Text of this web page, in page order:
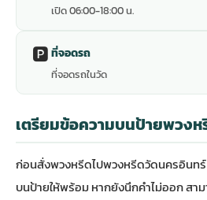
เปิด 06:00-18:00 น.
🅿️ ที่จอดรถ
ที่จอดรถในวัด
เตรียมข้อความบนป้ายพวง
ก่อนสั่งพวงหรีดไปพวงหรีดวัดนครอินทร์
บนป้ายให้พร้อม หากยังนึกคำไม่ออก สา